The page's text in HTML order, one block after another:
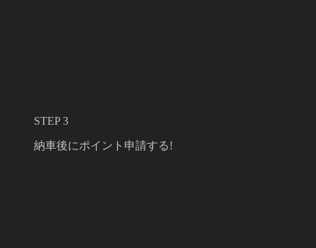
STEP 3
納車後にポイント申請する!